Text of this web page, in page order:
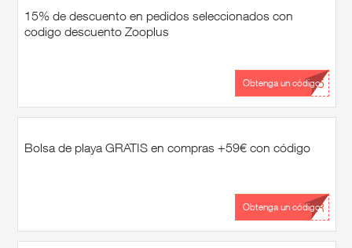
15% de descuento en pedidos seleccionados con
codigo descuento Zooplus
...15
Obtenga un código
Bolsa de playa GRATIS en compras +59€ con código
...OR
Obtenga un código